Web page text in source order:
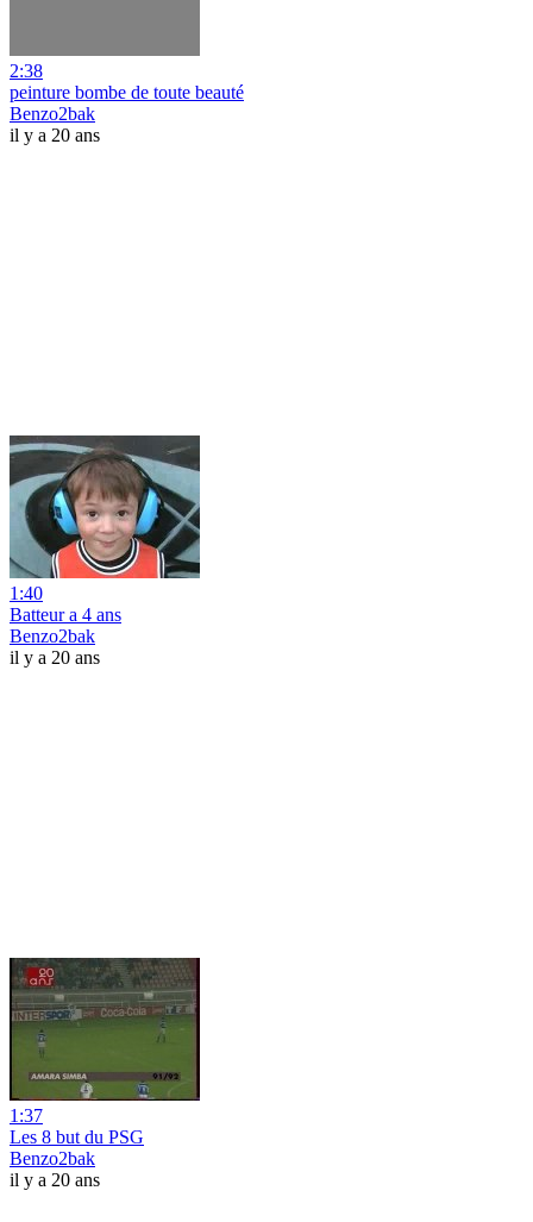
2:38
peinture bombe de toute beauté
Benzo2bak
il y a 20 ans
1:40
Batteur a 4 ans
Benzo2bak
il y a 20 ans
1:37
Les 8 but du PSG
Benzo2bak
il y a 20 ans